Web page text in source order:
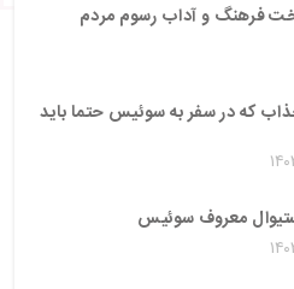
فرهنگ و آداب رسوم مردم
که در سفر به سوئیس حتما باید